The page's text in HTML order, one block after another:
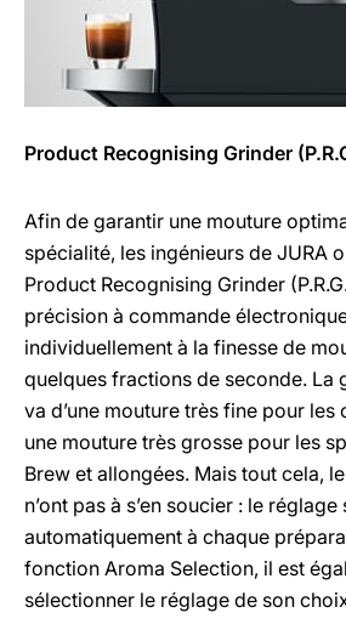
Product Recognising Grinder
Afin de garantir une mouture
spécialité, les ingénieurs de JURA
Product Recognising Grinder
précision à commande électronique
individuellement à la finesse de
quelques fractions de seconde. La
va d’une mouture très fine pour les
une mouture très grosse pour les
Brew et allongées. Mais tout cela,
n’ont pas à s’en soucier : le réglage
automatiquement à chaque
fonction Aroma Selection, il est
sélectionner le réglage de son